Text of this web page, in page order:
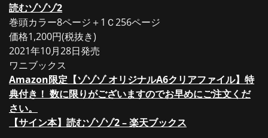
読むゾゾゾ2
巻頭カラー8ページ＋1Ｃ256ページ
価格1,200円(税抜き)
2021年10月28日発売
ワニブックス
Amazon限定【ゾゾゾ オリジナルA6クリアファイル】特
典付き！ 数に限りがございますのでお早めにご注文くだ
さい。
【サイン本】読むゾゾゾ2 – 楽天ブックス